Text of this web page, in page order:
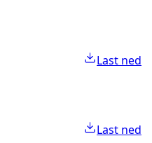
Last ned
Last ned